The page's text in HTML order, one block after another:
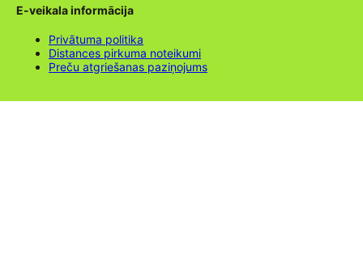
E-veikala informācija
Privātuma politika
Distances pirkuma noteikumi
Preču atgriešanas paziņojums